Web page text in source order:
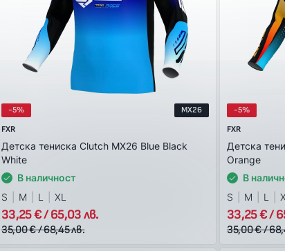
-5%
MX26
FXR
Детска тениска Clutch MX26 Blue Black
White
В наличност
S
M L XL
33,25 € / 65,03 лв.
35,00 € / 68,45 лв.
-5%
FXR
Детска
Orange
В
S
M L
33,25 € /
35,00 € /